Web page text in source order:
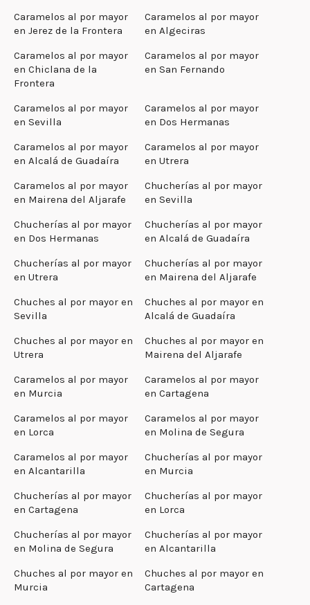
Caramelos al por mayor
en Jerez de la Frontera
Caramelos al por mayor
en Algeciras
Caramelos al por mayor
en Chiclana de la
Frontera
Caramelos al por mayor
en San Fernando
Caramelos al por mayor
en Sevilla
Caramelos al por mayor
en Dos Hermanas
Caramelos al por mayor
en Alcalá de Guadaíra
Caramelos al por mayor
en Utrera
Caramelos al por mayor
en Mairena del Aljarafe
Chucherías al por mayor
en Sevilla
Chucherías al por mayor
en Dos Hermanas
Chucherías al por mayor
en Alcalá de Guadaíra
Chucherías al por mayor
en Utrera
Chucherías al por mayor
en Mairena del Aljarafe
Chuches al por mayor en
Sevilla
Chuches al por mayor en
Alcalá de Guadaíra
Chuches al por mayor en
Utrera
Chuches al por mayor en
Mairena del Aljarafe
Caramelos al por mayor
en Murcia
Caramelos al por mayor
en Cartagena
Caramelos al por mayor
en Lorca
Caramelos al por mayor
en Molina de Segura
Caramelos al por mayor
en Alcantarilla
Chucherías al por mayor
en Murcia
Chucherías al por mayor
en Cartagena
Chucherías al por mayor
en Lorca
Chucherías al por mayor
en Molina de Segura
Chucherías al por mayor
en Alcantarilla
Chuches al por mayor en
Murcia
Chuches al por mayor en
Cartagena